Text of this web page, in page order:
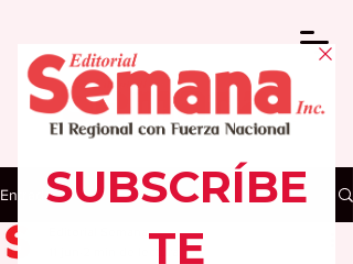
Entrada